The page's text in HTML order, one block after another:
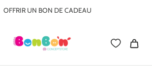
OFFRIR UN BON DE CADEAU